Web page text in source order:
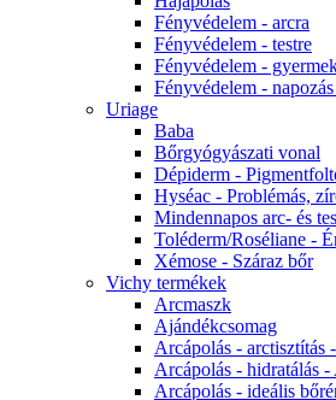
Fényvédelem - arcra
Fényvédelem - testre
Fényvédelem -
Fényvédelem -
Uriage
Baba
Bőrgyógyászati vonal
Dépiderm -
Hyséac - Problémás,
Mindennapos arc- és
Toléderm/Roséliane -
Xémose - Száraz bőr
Vichy termékek
Arcmaszk
Ajándékcsomag
Arcápolás - arctisztítás
Arcápolás - hidratálás
Arcápolás - ideális